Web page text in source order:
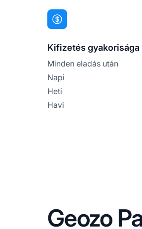
Kifizetés gyakorisága
Minden eladás után
Napi
Heti
Havi
Geozo